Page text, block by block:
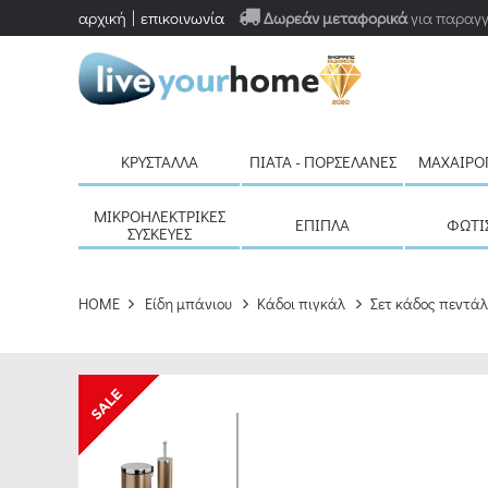
Δωρεάν μεταφορικάγια
αρχική επικοινωνία
ΚΡΎΣΤΑΛΛΑ ΠΙΆΤΑ - ΠΟΡΣΕΛΆΝΕΣ
ΜΙΚΡΟΗΛΕΚΤΡΙΚΈΣ
ΣΥΣΚΕΥΈΣ
ΈΠΙΠΛΑ
HOME Είδη μπάνιου Κάδοι πιγκάλ Σετ κάδος